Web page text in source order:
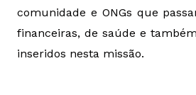
comunidade e ONGs que
financeiras, de saúde e também
inseridos nesta missão.